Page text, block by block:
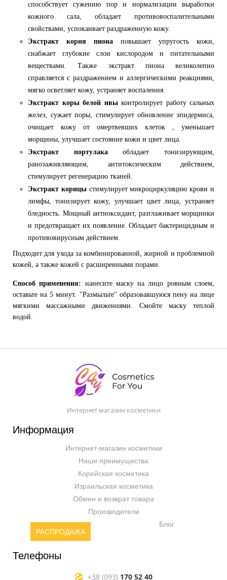
способствует сужению пор и нормализации выработки
кожного сала, обладает противовоспалительными
свойствами, успокаивает раздраженную кожу.
Экстракт корня пиона повышает упругость кожи,
снабжает глубокие слои кислородом и питательными
веществами. Также экстракт пиона великолепно
справляется с раздражением и аллергическими реакциями,
мягко осветляет кожу, устраняет воспаления.
Экстракт коры белой ивыконтролирует работу сальных
желез, сужает поры, стимулирует обновление эпидермиса,
очищает кожу от омертвевших клеток , уменьшает
морщины, улучшает состояние кожи и цвет лица.
Экстракт портулакаобладает тонизирующим,
ранозаживляющим, антитоксическим действием,
стимулирует регенерацию тканей.
Экстракт корицыстимулирует микроциркуляцию крови и
лимфы, тонизирует кожу, улучшает цвет лица, устраняет
бледность. Мощный антиоксидант, разглаживает морщинки
и предотвращает их появление. Обладает бактерицидным и
противовирусным действием.
Подходит для ухода за комбинированной, жирной и проблемной
кожей, а также кожей с расширенными порами.
Способ применения: нанесите маску на лицо ровным слоем,
оставьте на 5 минут. "Размыльте" образовавшуюся пену на лице
мягкими массажными движениями. Смойте маску теплой
водой.
Интернет магазин косметики
Информация
Интернет-магазин косметики
Наши преимущества
Корейская косметика
Израильская косметика
Обмен и возврат товара
Производители
РАСПРОДАЖА
Блог
Телефоны
+38 (093) 170 52 40